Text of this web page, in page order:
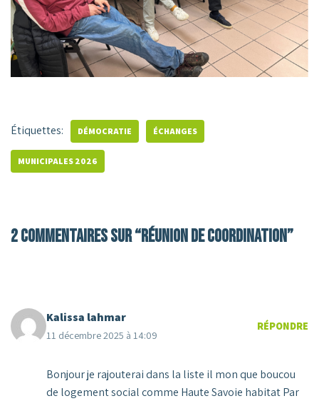
Étiquettes: DÉMOCRATIE ÉCHANGES
MUNICIPALES 2026
2 commentaires sur “réunion de coordination”
Kalissa lahmar
11 décembre 2025 à 14:09
RÉPONDRE
Bonjour je rajouterai dans la liste il mon que boucou
de logement social comme Haute Savoie habitat Par